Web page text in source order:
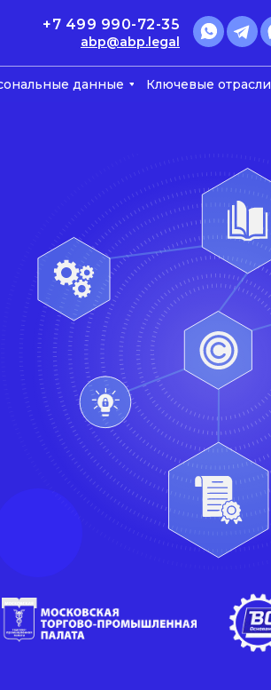
данные Ключевые отрасли
abp@abp.legal
+7 499 990-72-35